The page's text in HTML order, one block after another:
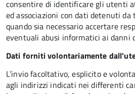
consentire di identificare gli utenti
ed associazioni con dati detenuti
quando sia necessario accertare
eventuali abusi informatici ai danni
Dati forniti volontariamente
L’invio facoltativo, esplicito e
agli indirizzi indicati nei differenti